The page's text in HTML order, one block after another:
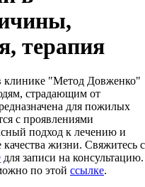
терапия
клинике "Метод Довженко"
страдающим от
для пожилых
с проявлениями
подход к лечению и
жизни. Свяжитесь с
для записи на консультацию.
по этой ссылке.